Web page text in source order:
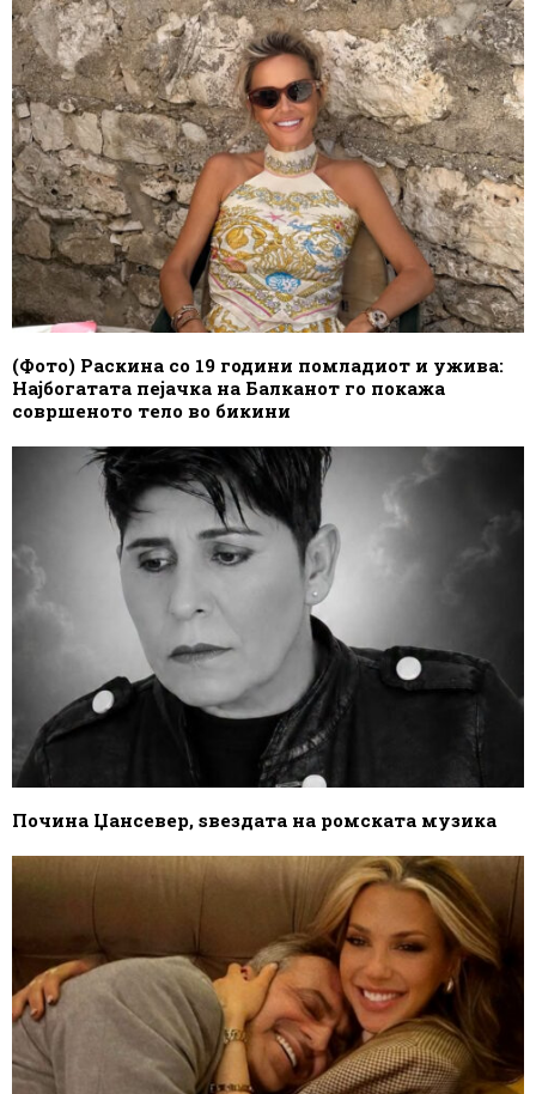
(Фото) Раскина со 19 години помладиот и ужива:
Најбогатата пејачка на Балканот го покажа
совршеното тело во бикини
Почина Џансевер, ѕвездата на ромската музика